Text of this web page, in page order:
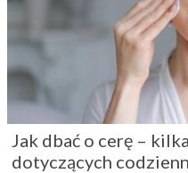
Jak dbać o cerę –
dotyczących